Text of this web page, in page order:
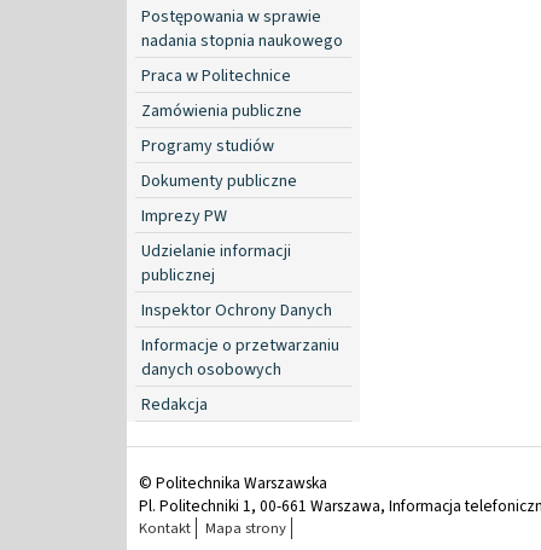
Postępowania w sprawie
nadania stopnia naukowego
Praca w Politechnice
Zamówienia publiczne
Programy studiów
Dokumenty publiczne
Imprezy PW
Udzielanie informacji
publicznej
Inspektor Ochrony Danych
Informacje o przetwarzaniu
danych osobowych
Redakcja
© Politechnika Warszawska
Pl. Politechniki 1, 00-661 Warszawa, Informacja
Kontakt Mapa strony